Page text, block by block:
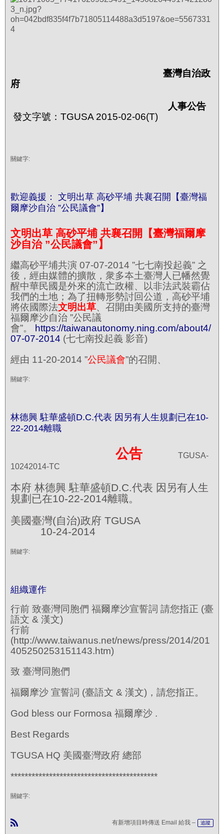
臺灣自治政
府
人事公告
發文字號：TGUSA 2015-02-06(T)
關鍵字:
歡迎義援： 文明出草 高砂平埔 共襄召開【臺灣福
爾摩沙自治 ”公民議會”】
文明出草 高砂平埔 共襄召開【臺灣福爾摩
沙自治”公民議會” 】
繼高砂平埔共演 07-07-2014 ”七七南投起義” 之
後，經由媒體的擴散，衆多夲土臺灣人已幡然覺
醒中華民國是外來的流亡政權、以非法武裝霸佔
我們的土地；為了扭轉形勢討回公道，高砂平埔
將依國際法文明出草、召開由美國所支持的臺灣
福爾摩沙自治 ”公民議
會”。 https://taiwanautonomy.ning.com/about4/
07-07-2014 (七七南投起義 影音)
經由 11-20-2014 ”公民議會”的召開、
關鍵字:
林德興 駐華盛頓D.C.代表 因另有人生規劃已在10-
22-2014離職
公告
TGUSA-
10242014-TC
本府 林德興 駐華盛頓D.C.代表 因另有人生
規劃已在10-22-2014離職。
美國臺灣(自治)政府 TGUSA
10-24-2014
關鍵字:
組織運作
行前 致臺灣同胞們 福爾摩沙宣誓詞 請您指正 (臺
語文 & 漢文)
行前
(http://www.taiwanus.net/news/press/2014/201
405250253151143.htm)
致 臺灣同胞們
福爾摩沙 宣誓詞 (臺語文 & 漢文)，請您指正。
God bless our Formosa 福爾摩沙 .
Best Regards
TGUSA HQ 美國臺灣政府 總部
******************************************
關鍵字:
有新增項目時傳送 Email 給我 – 追蹤